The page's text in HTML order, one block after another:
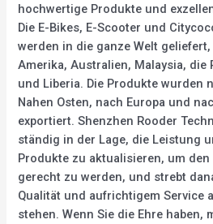
hochwertige Produkte und
Die E-Bikes, E-Scooter und
werden in die ganze Welt
Amerika, Australien, Malaysia, die
und Liberia. Die Produkte wurden
Nahen Osten, nach Europa und
exportiert. Shenzhen Rooder
ständig in der Lage, die Leistung
Produkte zu aktualisieren, um
gerecht zu werden, und strebt
Qualität und aufrichtigem Service
stehen. Wenn Sie die Ehre haben,